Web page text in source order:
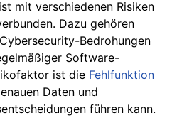
ist mit verschiedenen Risiken
Dazu gehören
Bedrohungen
Software-
ist die Fehlfunktion
Daten und
führen kann.